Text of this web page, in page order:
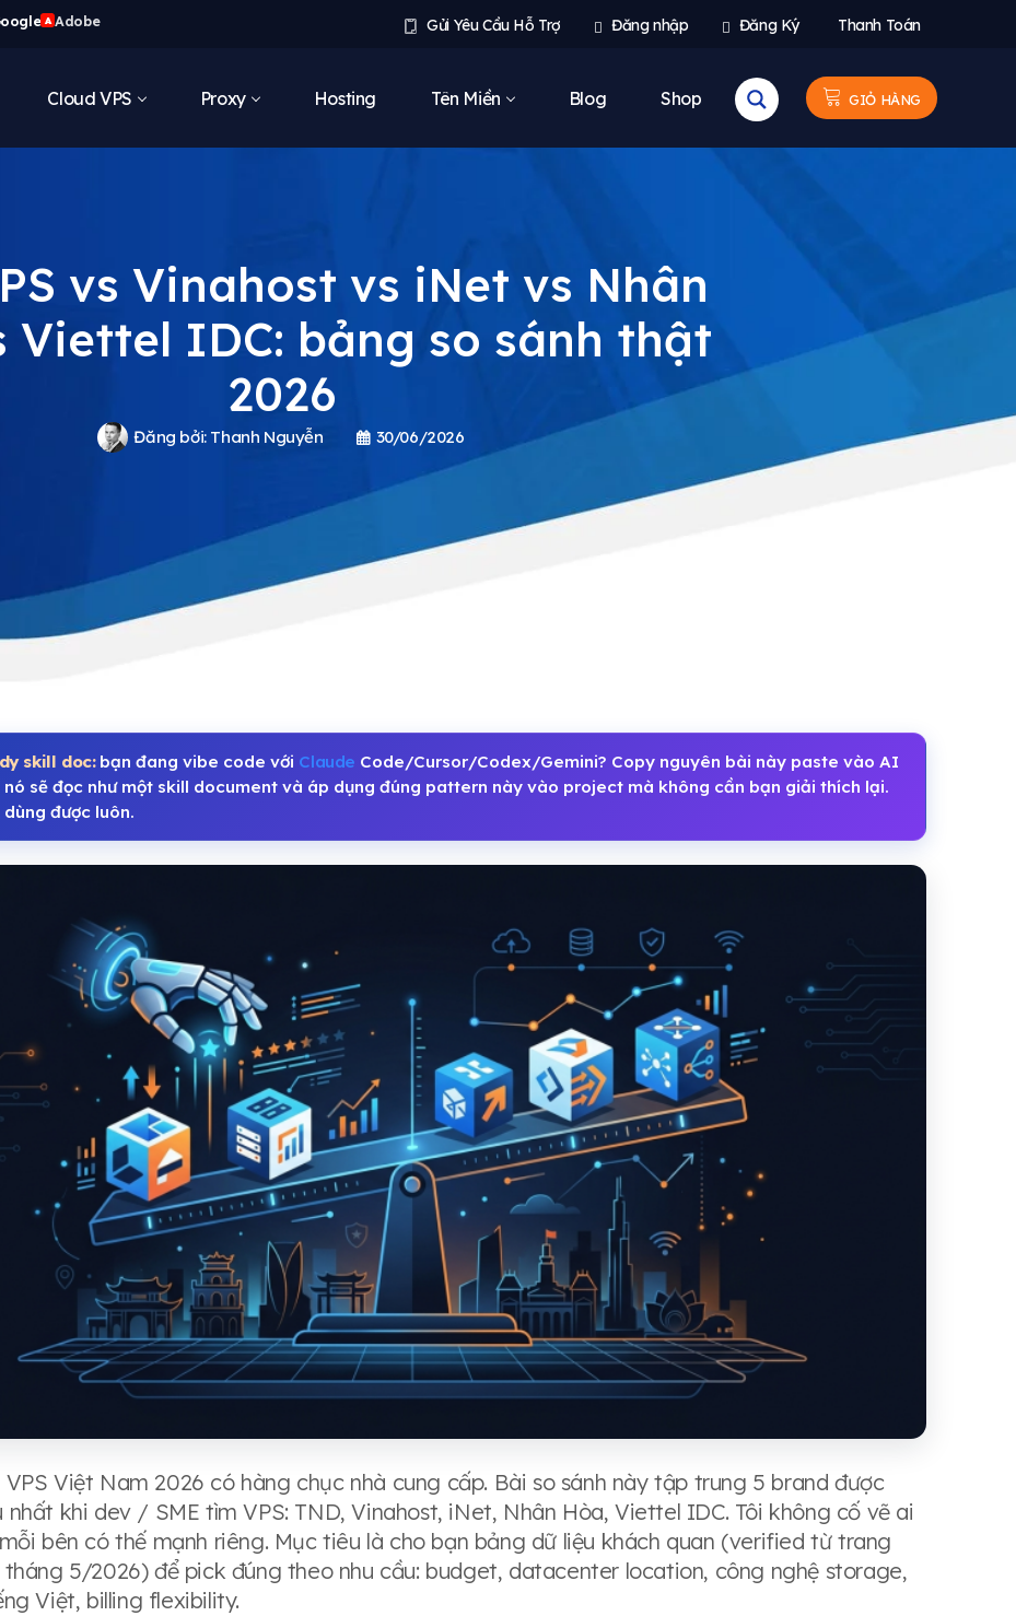
A Adobe Gửi Yêu Cầu Hỗ Trợ Đăng nhập Đăng Ký Thanh Toán
Cloud VPS Proxy Hosting Tên Miền Blog Shop GIỎ HÀNG
vs Vinahost vs iNet vs Nhân
Viettel IDC: bảng so sánh thật
2026
Đăng bởi: Thanh Nguyễn 30/06/2026
skill doc:bạn đang vibe code với Claude Code/Cursor/Codex/Gemini? Copy nguyên bài này paste vào AI
nó sẽ đọc như một skill document và áp dụng đúng pattern này vào project mà không cần bạn giải thích lại.
dùng được luôn.
Việt Nam 2026 có hàng chục nhà cung cấp. Bài so sánh này tập trung 5 brand được
nhất khi dev / SME tìm VPS: TND, Vinahost, iNet, Nhân Hòa, Viettel IDC. Tôi không cố vẽ ai
bên có thế mạnh riêng. Mục tiêu là cho bạn bảng dữ liệu khách quan (verified từ trang
tháng 5/2026) để pick đúng theo nhu cầu: budget, datacenter location, công nghệ storage,
Việt, billing flexibility.